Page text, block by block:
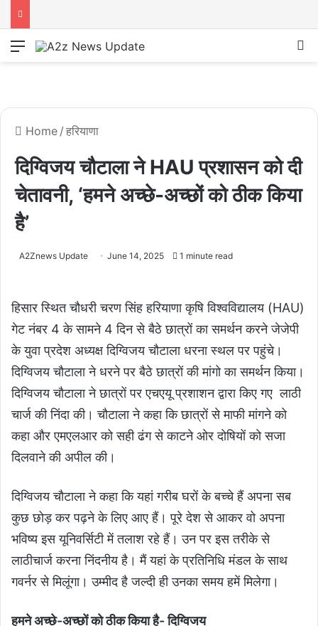
Menu
Home / हरियाणा
दिग्विजय चौटाला ने HAU प्रशासन को दी
चेतावनी, ‘हमने अच्छे-अच्छों को ठीक किया
है’
A2Znews Update June 14, 2025 1 minute read
हिसार स्थित चौधरी चरण सिंह हरियाणा कृषि विश्वविद्यालय (HAU)
गेट नंबर 4 के सामने 4 दिन से बैठे छात्रों का समर्थन करने जेजेपी
के युवा प्रदेश अध्यक्ष दिग्विजय चौटाला धरना स्थल पर पहुंचे।
दिग्विजय चौटाला ने धरने पर बैठे छात्रों की मांगो का समर्थन किया।
दिग्विजय चौटाला ने छात्रों पर एचएयू प्रशाशन द्वारा किए गए लाठी
चार्ज की निंदा की। चौटाला ने कहा कि छात्रों से माफी मांगने को
कहा और एमएलआर को सही ढंग से काटने ओर दोषियों को सजा
दिलवाने की अपील की।
दिग्विजय चौटाला ने कहा कि यहां गरीब घरों के बच्चे हैं अपना सब
कुछ छोड़ कर पढ़ने के लिए आए हैं। पूरे देश से आकर वो अपना
भविष्य इस यूनिवर्सिटी में तलाश रहे हैं। उन पर इस तरीके से
लाठीचार्ज करना निंदनीय है। मैं यहां के प्रतिनिधि मंडल के साथ
गवर्नर से मिलूंगा। उम्मीद है जल्दी ही उनका समय हमें मिलेगा।
हमने अच्छे-अच्छों को ठीक किया है- दिग्विजय